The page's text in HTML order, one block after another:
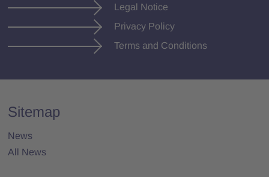
Legal Notice
Privacy Policy
Terms and Conditions
Sitemap
News
All News